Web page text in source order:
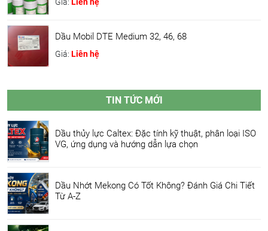
Dầu Mobil DTE Medium 32, 46, 68
Giá: Liên hệ
TIN TỨC MỚI
Dầu thủy lực Caltex: Đặc tính kỹ thuật, phân loại ISO
VG, ứng dụng và hướng dẫn lựa chọn
Dầu Nhớt Mekong Có Tốt Không? Đánh Giá Chi Tiết
Từ A-Z